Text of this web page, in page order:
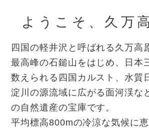
ようこそ、久万
四国の軽井沢と呼ばれる久万高
最高峰の石鎚山をはじめ、日本
数えられる四国カルスト、 水質
淀川の源流域に広がる面河渓な
の自然遺産の宝庫です。
平均標高800mの冷涼な気候に